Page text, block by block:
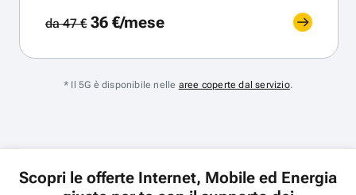
da 47 €36 €/mese
* Il 5G è disponibile nelle aree coperte dal servizio.
Scopri le offerte Internet, Mobile ed Energia